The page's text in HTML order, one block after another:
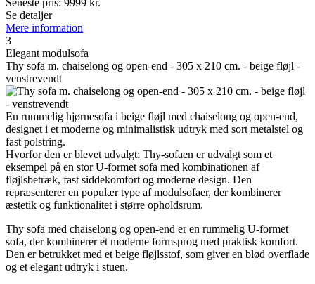
Seneste pris: 9999 kr.
Se detaljer
Mere information
3
Elegant modulsofa
Thy sofa m. chaiselong og open-end - 305 x 210 cm. - beige fløjl -
venstrevendt
En rummelig hjørnesofa i beige fløjl med chaiselong og open-end,
designet i et moderne og minimalistisk udtryk med sort metalstel og
fast polstring.
Hvorfor den er blevet udvalgt: Thy-sofaen er udvalgt som et
eksempel på en stor U-formet sofa med kombinationen af
fløjlsbetræk, fast siddekomfort og moderne design. Den
repræsenterer en populær type af modulsofaer, der kombinerer
æstetik og funktionalitet i større opholdsrum.
Thy sofa med chaiselong og open-end er en rummelig U-formet
sofa, der kombinerer et moderne formsprog med praktisk komfort.
Den er betrukket med et beige fløjlsstof, som giver en blød overflade
og et elegant udtryk i stuen.